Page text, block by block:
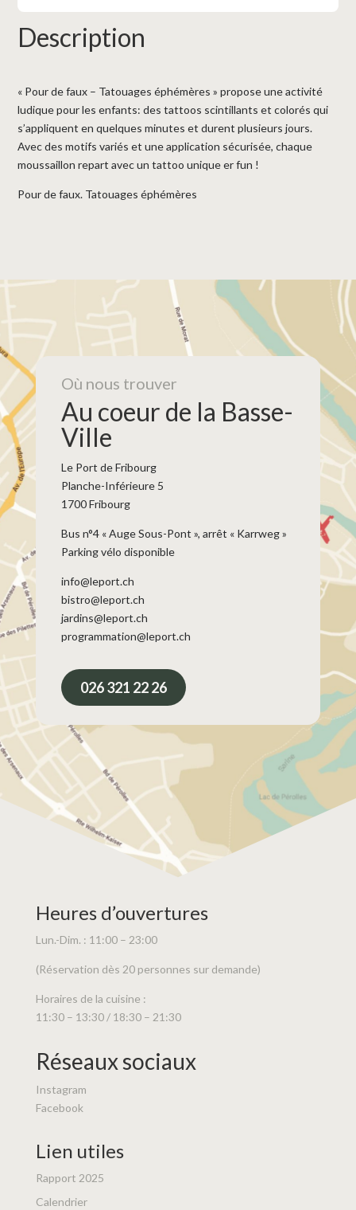
Description
« Pour de faux – Tatouages éphémères » propose une activité
ludique pour les enfants: des tattoos scintillants et colorés qui
s’appliquent en quelques minutes et durent plusieurs jours.
Avec des motifs variés et une application sécurisée, chaque
moussaillon repart avec un tattoo unique er fun !
Pour de faux. Tatouages éphémères
Où nous trouver
Au coeur de la Basse-
Ville
Le Port de Fribourg
Planche-Inférieure 5
1700 Fribourg
Bus n°4 « Auge Sous-Pont », arrêt « Karrweg »
Parking vélo disponible
info@leport.ch
bistro@leport.ch
jardins@leport.ch
programmation@leport.ch
026 321 22 26
Heures d’ouvertures
Lun.-Dim. : 11:00 – 23:00
(Réservation dès 20 personnes sur demande)
Horaires de la cuisine :
11:30 – 13:30 / 18:30 – 21:30
Réseaux sociaux
Instagram
Facebook
Lien utiles
Rapport 2025
Calendrier